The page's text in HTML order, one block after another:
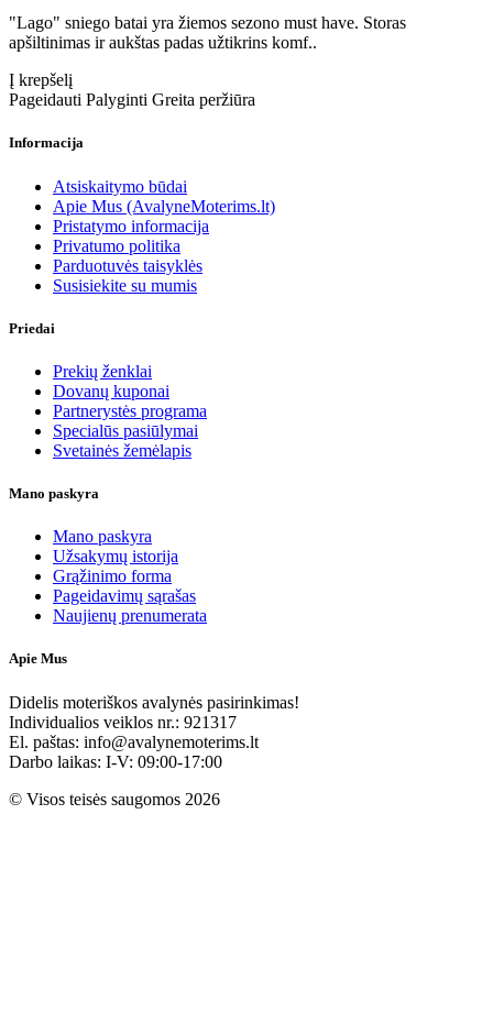
"Lago" sniego batai yra žiemos sezono must have. Storas
apšiltinimas ir aukštas padas užtikrins komf..
Į krepšelį
Pageidauti Palyginti Greita peržiūra
Informacija
Atsiskaitymo būdai
Apie Mus (AvalyneMoterims.lt)
Pristatymo informacija
Privatumo politika
Parduotuvės taisyklės
Susisiekite su mumis
Priedai
Prekių ženklai
Dovanų kuponai
Partnerystės programa
Specialūs pasiūlymai
Svetainės žemėlapis
Mano paskyra
Mano paskyra
Užsakymų istorija
Grąžinimo forma
Pageidavimų sąrašas
Naujienų prenumerata
Apie Mus
Didelis moteriškos avalynės pasirinkimas!
Individualios veiklos nr.: 921317
El. paštas: info@avalynemoterims.lt
Darbo laikas: I-V: 09:00-17:00
© Visos teisės saugomos 2026